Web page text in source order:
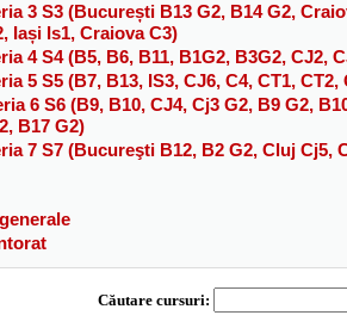
3 S3 (București B13 G2, B14 G2,
Iași Is1, Craiova C3)
4 S4 (B5, B6, B11, B1G2, B3G2, CJ2,
5 S5 (B7, B13, IS3, CJ6, C4, CT1, CT2,
6 S6 (B9, B10, CJ4, Cj3 G2, B9 G2,
B17 G2)
7 S7 (Bucureşti B12, B2 G2, Cluj Cj5,
Căutare cursuri: